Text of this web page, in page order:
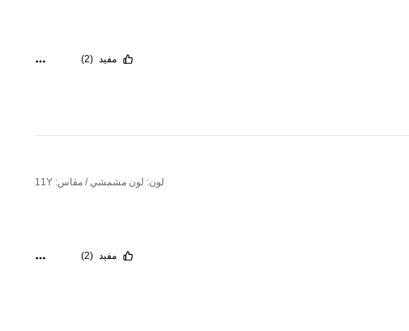
مفيد (2)
لون: لون مشمشي / مقاس: 11Y
مفيد (2)